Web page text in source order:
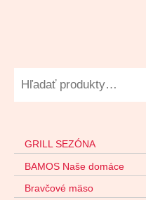
GRILL SEZÓNA
BAMOS Naše domáce
Bravčové mäso